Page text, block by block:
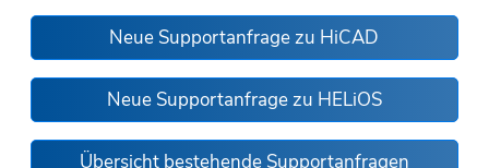
Neue Supportanfrage zu HiCAD
Neue Supportanfrage zu HELiOS
Übersicht bestehende Supportanfragen